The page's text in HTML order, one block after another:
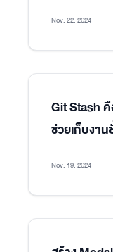
Nov. 22, 2024
Git Stash
ช่วยเก็บงา
Nov. 19, 2024